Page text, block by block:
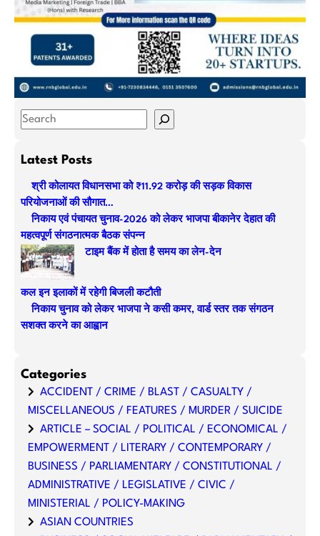
S
aLatest Posts
श्री कोलायत विधानसभा को ₹11.92 करोड़ की सड़क विकास
परियोजनाओं की सौगात…
निकाय एवं पंचायत चुनाव-2026 को लेकर भाजपा बीकानेर देहात की
महत्वपूर्ण संगठनात्मक बैठक संपन्न
टाइम बैंक में होता है समय का लेन-देन
कल इन इलाकों में रहेगी बिजली कटौती
निकाय चुनाव को लेकर भाजपा ने कसी कमर, वार्ड स्तर तक संगठन
सशक्त करने का आह्वान
Categories
ACCIDENT / CRIME / BLAST / CASUALTY /
MISCELLANEOUS / FEATURES / MURDER / SUICIDE
ARTICLE – SOCIAL / POLITICAL / ECONOMICAL /
EMPOWERMENT / LITERARY / CONTEMPORARY /
BUSINESS / PARLIAMENTARY / CONSTITUTIONAL /
ADMINISTRATIVE / LEGISLATIVE / CIVIC /
MINISTERIAL / POLICY-MAKING
ASIAN COUNTRIES